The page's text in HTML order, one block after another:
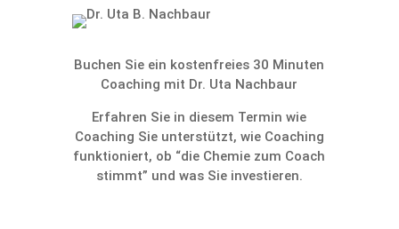
Buchen Sie ein kosten­freies 30 Minuten
Coaching mit Dr. Uta Nachbaur
Erfahren Sie in diesem Termin wie
Coaching Sie unter­stützt, wie Coaching
funktio­niert, ob “die Chemie zum Coach
stimmt” und was Sie investieren.